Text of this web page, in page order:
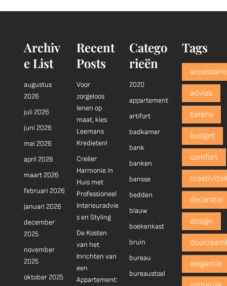
Archiv
e List
augustus
2026
juli 2026
juni 2026
mei 2026
april 2026
maart 2026
februari 2026
januari 2026
december
2025
november
2025
oktober 2025
Recent
Posts
Voor
zorgeloos
lenen op
maat, kies
Leemans
Kredieten!
Creëer
Harmonie in
Huis met
Professioneel
Interieuradvie
s en Styling
De Kosten
van het
Inrichten van
een
Appartement:
Catego
rieën
2020
appartement
artifort
badkamer
bank
banken
bansse
bedden
blauw
boekenkast
bruin
bureau
bureaustoel
Tags
advies
balans
budget
comfort
decoratie
design
elegantie